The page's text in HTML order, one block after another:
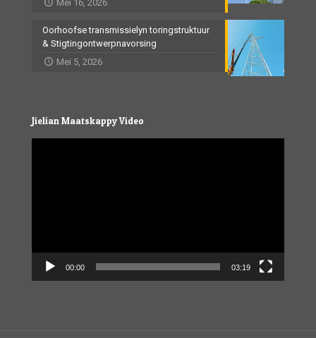
Mei 16, 2026
Oorhoofse transmissielyn toringstruktuur
& Stigtingontwerpnavorsing
Mei 5, 2026
Jielian Maatskappy Video
00:00 03:19